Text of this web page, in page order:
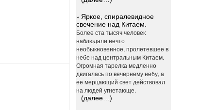
» Яркое, спиралевидное
свечение над Китаем.
Более ста тысяч человек
наблюдали нечто
необыкновенное, пролетевшее в
небе над центральным Китаем.
Огромная тарелка медленно
двигалась по вечернему небу, а
ее мерцающий свет действовал
на людей угнетающе.
(далее…)